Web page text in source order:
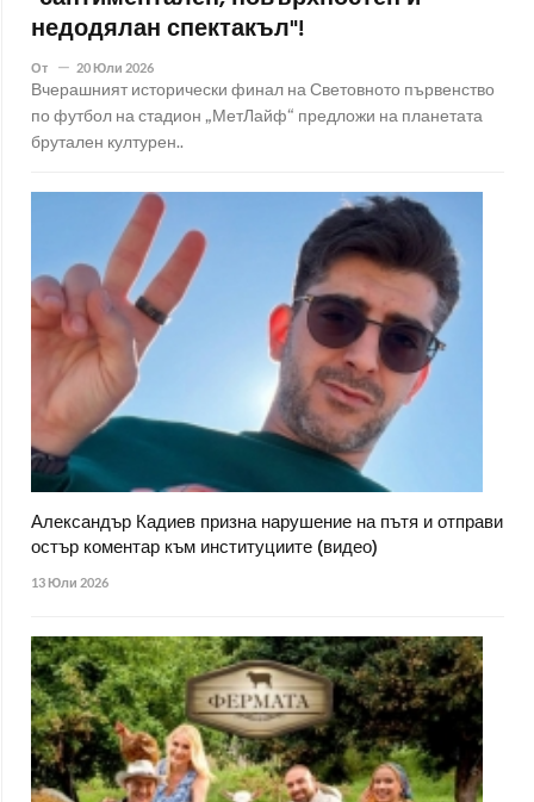
недодялан спектакъл"!
От 20 Юли 2026
Вчерашният исторически финал на Световното първенство
по футбол на стадион „МетЛайф“ предложи на планетата
брутален културен..
Александър Кадиев призна нарушение на пътя и отправи
остър коментар към институциите (видео)
13 Юли 2026